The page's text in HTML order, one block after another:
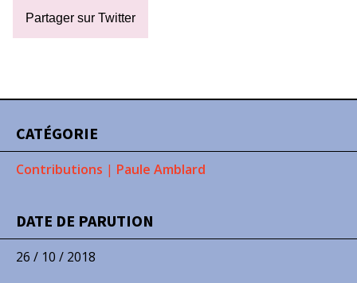
CATÉGORIE
Contributions | Paule Amblard
DATE DE PARUTION
26 / 10 / 2018
Partager sur Twitter